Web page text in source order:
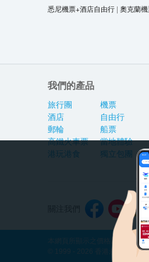
悉尼機票+酒店自由行 | 奧克蘭
我們的產品
旅行團
酒店
郵輪
高鐵火車票
港玩港食
機票
自由行
船票
當地體驗
獨立包團
本網頁所顯示之價格因應產品
© 1999 - 2026 香港永安旅遊